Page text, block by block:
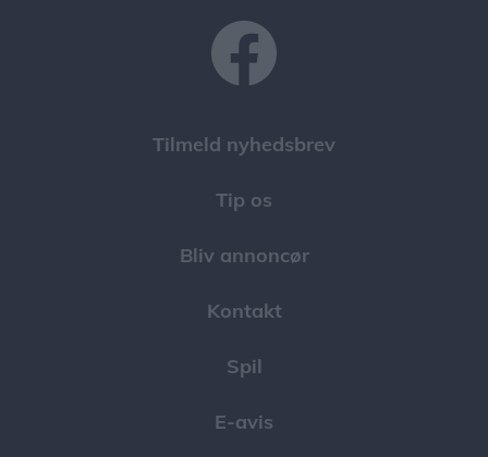
Tilmeld nyhedsbrev
Tip os
Bliv annoncør
Kontakt
Spil
E-avis